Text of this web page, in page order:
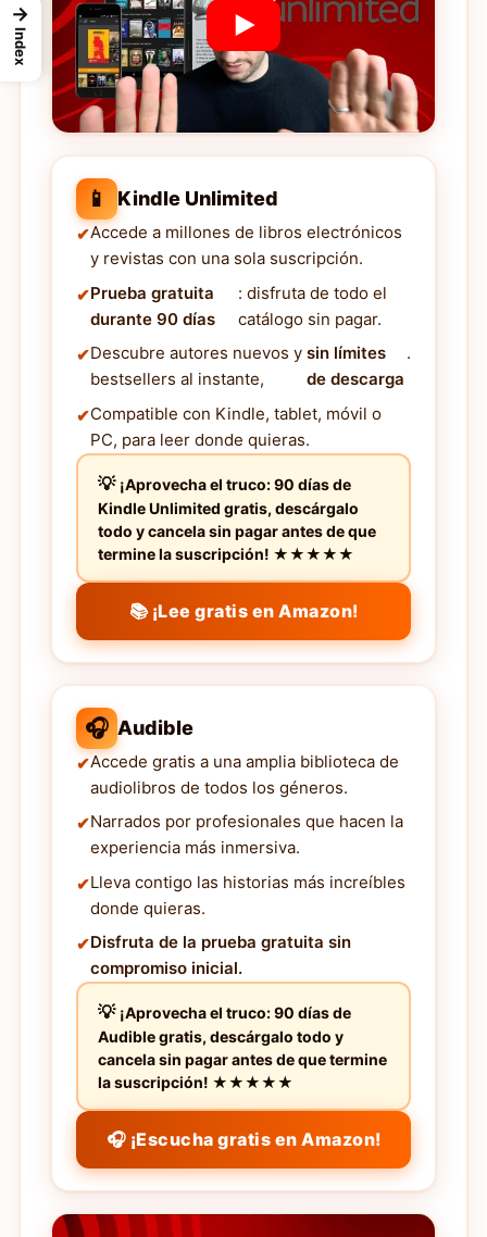
📱 Kindle Unlimited
Accede a millones de libros electrónicos
y revistas con una sola suscripción.
Prueba gratuita
durante 90 días
: disfruta de todo el
catálogo sin pagar.
Descubre autores nuevos y
bestsellers al instante,
sin límites
de descarga
.
Compatible con Kindle, tablet, móvil o
PC, para leer donde quieras.
¡Aprovecha el truco: 90 días de
Kindle Unlimited gratis, descárgalo
todo y cancela sin pagar antes de que
termine la suscripción! ★★★★★
📚 ¡Lee gratis en Amazon!
🎧 Audible
Accede gratis a una amplia biblioteca de
audiolibros de todos los géneros.
Narrados por profesionales que hacen la
experiencia más inmersiva.
Lleva contigo las historias más increíbles
donde quieras.
Disfruta de la prueba gratuita sin
compromiso inicial.
¡Aprovecha el truco: 90 días de
Audible gratis, descárgalo todo y
cancela sin pagar antes de que termine
la suscripción! ★★★★★
🎧 ¡Escucha gratis en Amazon!
→
Index